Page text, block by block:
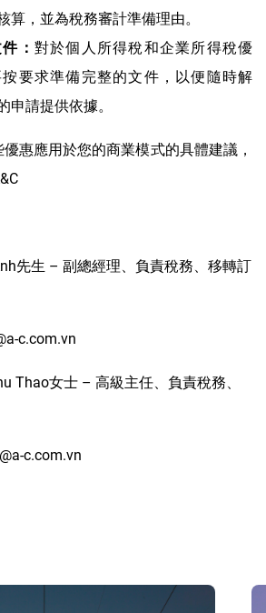
算，並為稅務審計準備理由。
： 對於個人所得稅和企業所得稅優
要求準備完整的文件，以便隨時解
申請提供依據。
惠應用於您的商業模式的具體建議，
先生 – 副總經理、負責稅務、移轉訂
c.com.vn
Thao女士 – 高級主任、負責稅務、
c.com.vn